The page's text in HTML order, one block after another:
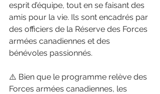
esprit d’équipe, tout en se faisant des
amis pour la vie. Ils sont encadrés par
des officiers de la Réserve des Forces
armées canadiennes et des
bénévoles passionnés.
⚠️ Bien que le programme relève des
Forces armées canadiennes, les